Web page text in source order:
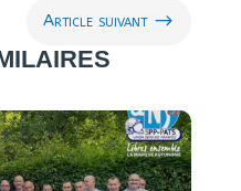
Article suivant $